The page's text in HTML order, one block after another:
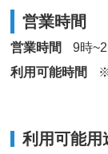
営業時間
営業時間
9時
利用可能時間
利用可能用